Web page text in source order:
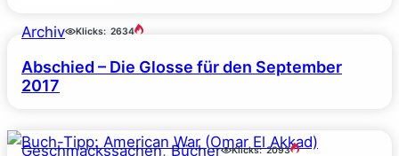
Archiv Klicks: 2634
Abschied – Die Glosse für den September
2017
Geschmackssachen, Bücher Klicks: 2093